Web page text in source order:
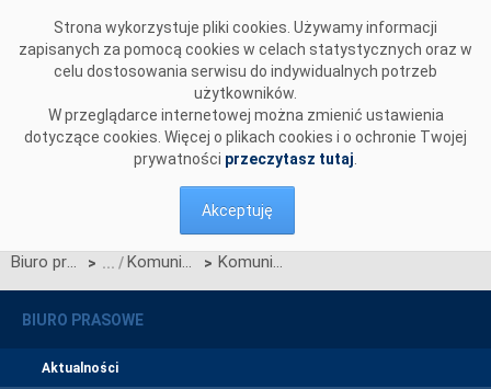
Strona wykorzystuje pliki cookies. Używamy informacji
zapisanych za pomocą cookies w celach statystycznych oraz w
celu dostosowania serwisu do indywidualnych potrzeb
użytkowników.
W przeglądarce internetowej można zmienić ustawienia
dotyczące cookies. Więcej o plikach cookies i o ochronie Twojej
prywatności przeczytasz tutaj
Akceptuję
Biuro prasowe > Komunikaty OSP > Komunikat OSP dotyczący zawieszenia procesu Jednolitego łączenia Rynków Dnia Bieżącego w dniu 20.06.2023.
BIURO PRASOWE
Aktualności